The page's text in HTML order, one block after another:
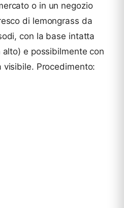
o in un negozio
di lemongrass da
con la base intatta
e possibilmente con
Procedimento: